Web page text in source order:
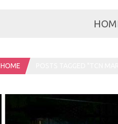
HOME